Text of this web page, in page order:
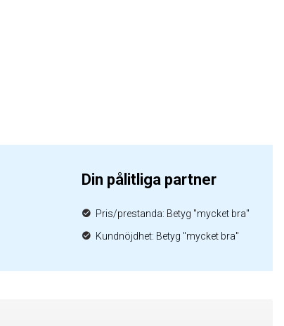
Din pålitliga partner
Pris/prestanda: Betyg "mycket bra"
Kundnöjdhet: Betyg "mycket bra"